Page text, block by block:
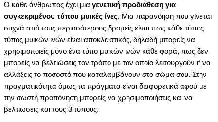
Ο κάθε άνθρωπος έχει μια γενετική προδιάθεση για
συγκεκριμένου τύπου μυικές ίνες. Μια παρανόηση που γίνεται
συχνά από τους περισσότερους δρομείς είναι πως κάθε τύπος
τύπος μυικών ινών είναι αποκλειστικός, δηλαδή μπορείς να
χρησιμοποιείς μόνο ένα τύπο μυικών ινών κάθε φορά, πως δεν
μπορείς να βελτιώσεις τον τρόπο με τον οποίο λειτουργούν ή να
αλλάξεις το ποσοστό που καταλαμβάνουν στο σώμα σου. Στην
πραγματικότητα όμως τα πράγματα είναι διαφορετικά αφού με
την σωστή προπόνηση μπορείς να χρησιμοποιήσεις και να
βελτιώσεις και τους 3 τύπους.